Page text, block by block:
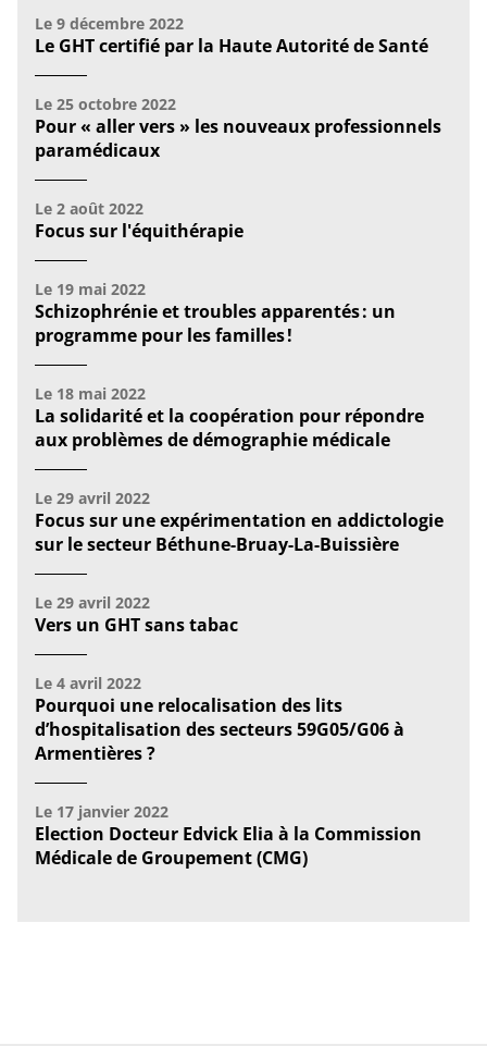
Le 9 décembre 2022
Le GHT certifié par la Haute Autorité de Santé
Le 25 octobre 2022
Pour « aller vers » les nouveaux professionnels
paramédicaux
Le 2 août 2022
Focus sur l'équithérapie
Le 19 mai 2022
Schizophrénie et troubles apparentés : un
programme pour les familles !
Le 18 mai 2022
La solidarité et la coopération pour répondre
aux problèmes de démographie médicale
Le 29 avril 2022
Focus sur une expérimentation en addictologie
sur le secteur Béthune-Bruay-La-Buissière
Le 29 avril 2022
Vers un GHT sans tabac
Le 4 avril 2022
Pourquoi une relocalisation des lits
d’hospitalisation des secteurs 59G05/G06 à
Armentières ?
Le 17 janvier 2022
Election Docteur Edvick Elia à la Commission
Médicale de Groupement (CMG)